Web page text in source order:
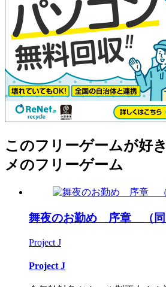
このフリーゲームが好
メのフリーゲーム
舞夜のお勤め 序章 （同
Project J
Project J